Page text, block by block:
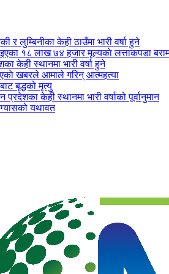
र लुम्बिनीका केही ठाउँमा भारी वर्षा हुने
१८ लाख ७४ हजार मूल्यकाे लत्ताकपडा
केही स्थानमा भारी वर्षा हुने
खबरले आमाले गरिन् आत्महत्या
बृद्धको मृत्यु
केही स्थानमा भारी वर्षाको पूर्वानुमान
यथावत